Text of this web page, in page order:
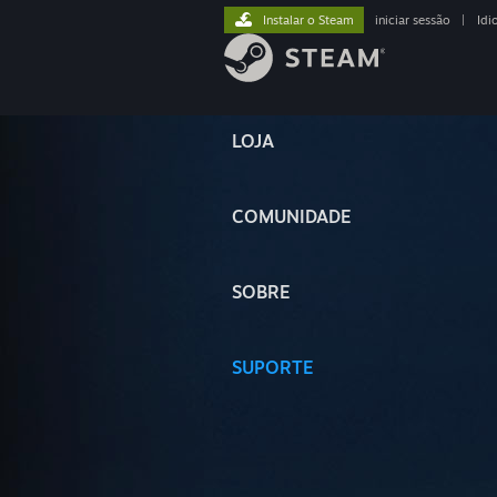
LOJA
COMUNIDADE
SOBRE
SUPORTE
Instalar o Steam iniciar sessão